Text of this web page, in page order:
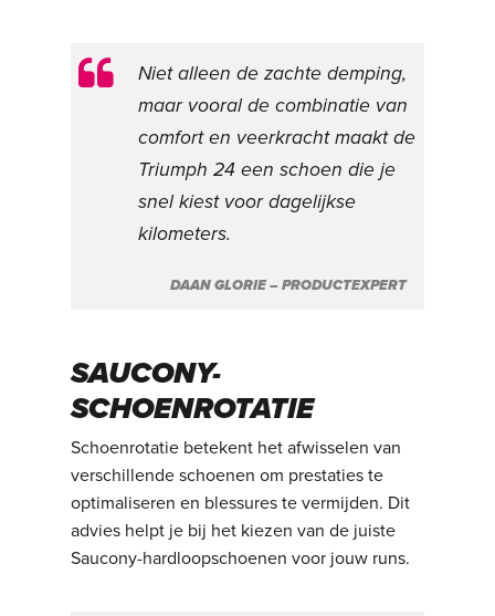
Niet alleen de zachte demping,
maar vooral de combinatie van
comfort en veerkracht maakt de
Triumph 24 een schoen die je
snel kiest voor dagelijkse
kilometers.
DAAN GLORIE – PRODUCTEXPERT
SAUCONY-
SCHOENROTATIE
Schoenrotatie betekent het afwisselen van
verschillende schoenen om prestaties te
optimaliseren en blessures te vermijden. Dit
advies helpt je bij het kiezen van de juiste
Saucony-hardloopschoenen voor jouw runs.